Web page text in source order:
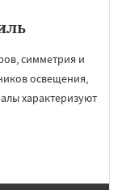
симметрия и
освещения,
характеризуют